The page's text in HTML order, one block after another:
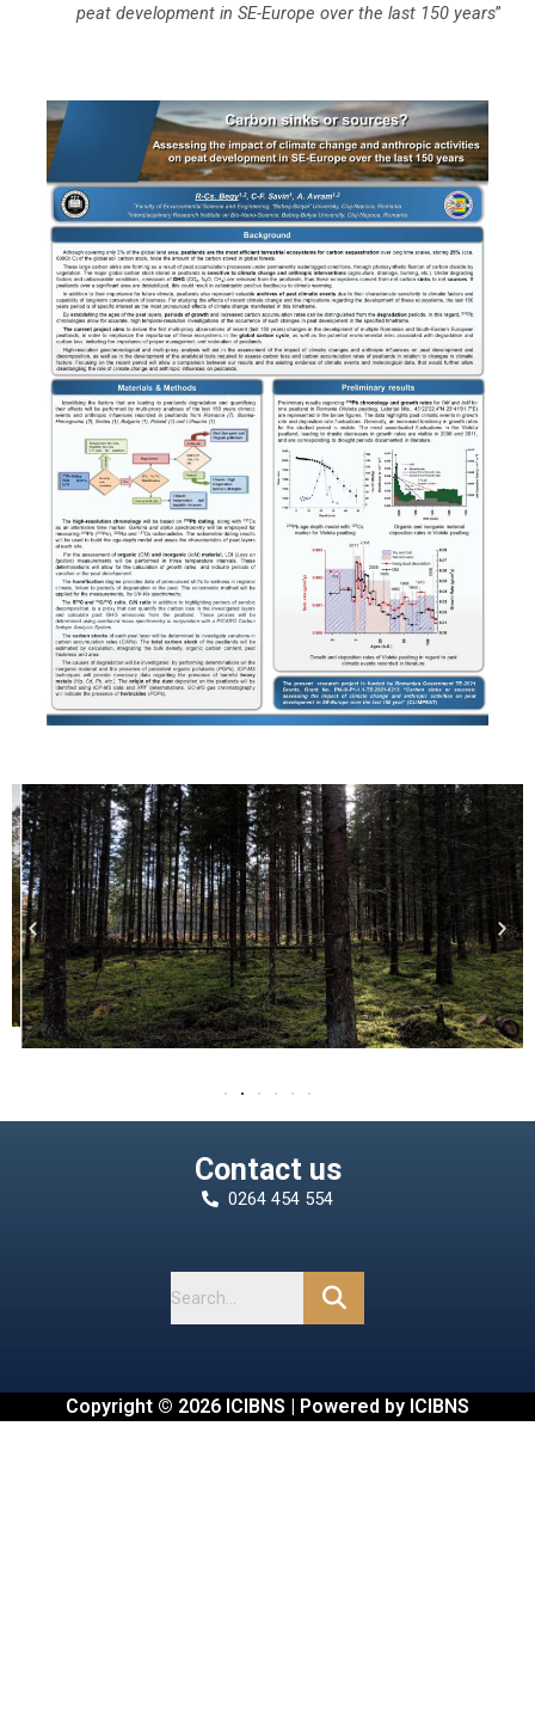
peat development in SE-Europe over the last 150 years”
Contact us
0264 454 554
Copyright © 2026 ICIBNS | Powered by ICIBNS